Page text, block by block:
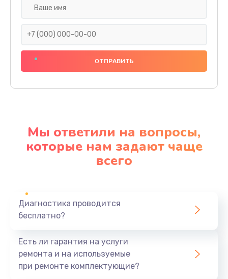
Замена праймера
1000 руб.
Заказать
Профилактическая чистка
Заказать
Мы ответили на вопросы,
которые нам задают чаще
всего
Диагностика проводится
бесплатно?
Есть ли гарантия на услуги
ремонта и на используемые
при ремонте комплектующие?